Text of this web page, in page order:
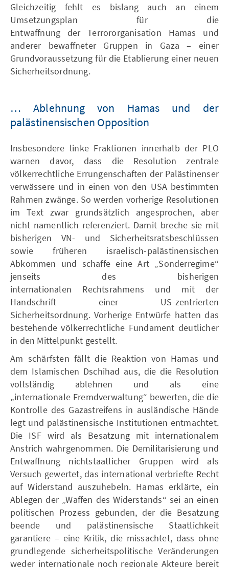
Gleichzeitig fehlt es bislang auch an einem
Umsetzungsplan für die
Entwaffnung der Terrororganisation Hamas und
anderer bewaffneter Gruppen in Gaza – einer
Grundvoraussetzung für die Etablierung einer neuen
Sicherheitsordnung.
… Ablehnung von Hamas und der
palästinensischen Opposition
Insbesondere linke Fraktionen innerhalb der PLO
warnen davor, dass die Resolution zentrale
völkerrechtliche Errungenschaften der Palästinenser
verwässere und in einen von den USA bestimmten
Rahmen zwänge. So werden vorherige Resolutionen
im Text zwar grundsätzlich angesprochen, aber
nicht namentlich referenziert. Damit breche sie mit
bisherigen VN- und Sicherheitsratsbeschlüssen
sowie früheren israelisch-palästinensischen
Abkommen und schaffe eine Art „Sonderregime“
jenseits des bisherigen
internationalen Rechtsrahmens und mit der
Handschrift einer US-zentrierten
Sicherheitsordnung. Vorherige Entwürfe hatten das
bestehende völkerrechtliche Fundament deutlicher
in den Mittelpunkt gestellt.
Am schärfsten fällt die Reaktion von Hamas und
dem Islamischen Dschihad aus, die die Resolution
vollständig ablehnen und als eine
„internationale Fremdverwaltung“ bewerten, die die
Kontrolle des Gazastreifens in ausländische Hände
legt und palästinensische Institutionen entmachtet.
Die ISF wird als Besatzung mit internationalem
Anstrich wahrgenommen. Die Demilitarisierung und
Entwaffnung nichtstaatlicher Gruppen wird als
Versuch gewertet, das international verbriefte Recht
auf Widerstand auszuhebeln. Hamas erklärte, ein
Ablegen der „Waffen des Widerstands“ sei an einen
politischen Prozess gebunden, der die Besatzung
beende und palästinensische Staatlichkeit
garantiere – eine Kritik, die missachtet, dass ohne
grundlegende sicherheitspolitische Veränderungen
weder internationale noch regionale Akteure bereit